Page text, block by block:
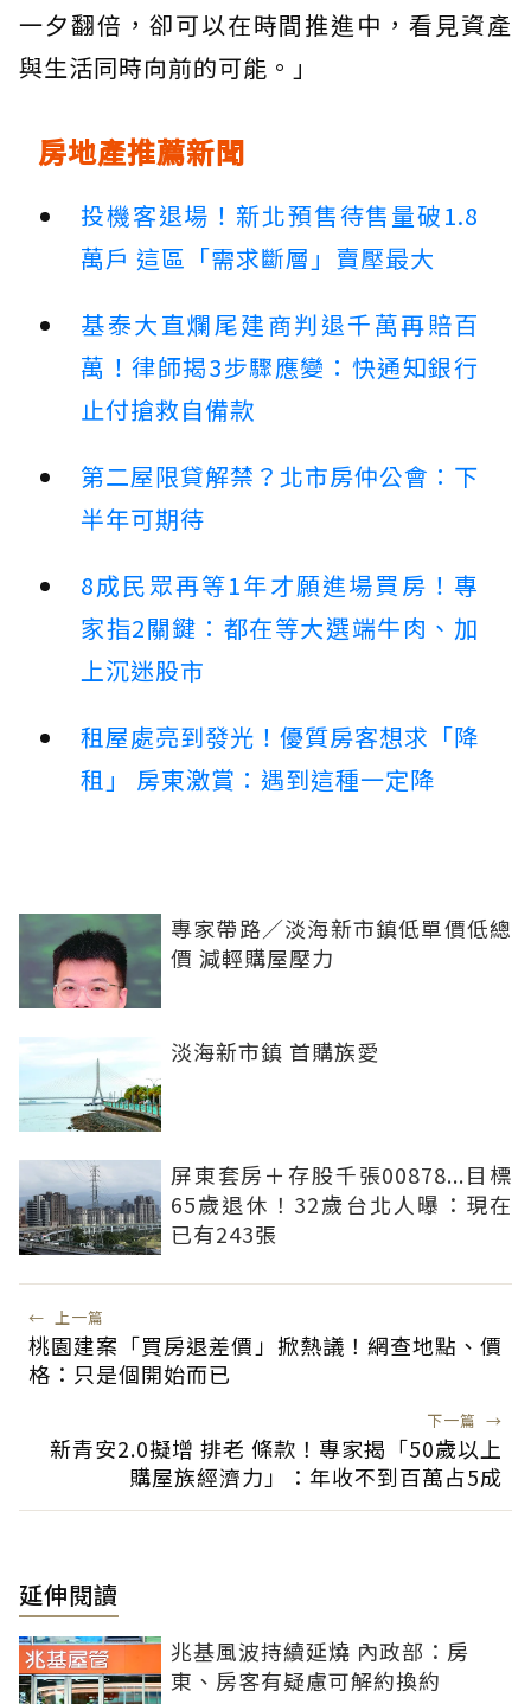
一夕翻倍，卻可以在時間推進中，看見資產
與生活同時向前的可能。」
房地產推薦新聞
投機客退場！新北預售待售量破1.8
萬戶 這區「需求斷層」賣壓最大
基泰大直爛尾建商判退千萬再賠百
萬！律師揭3步驟應變：快通知銀行
止付搶救自備款
第二屋限貸解禁？北市房仲公會：下
半年可期待
8成民眾再等1年才願進場買房！專
家指2關鍵：都在等大選端牛肉、加
上沉迷股市
租屋處亮到發光！優質房客想求「降
租」 房東激賞：遇到這種一定降
專家帶路／淡海新市鎮低單價低總
價 減輕購屋壓力
淡海新市鎮 首購族愛
屏東套房＋存股千張00878...目標
65歲退休！32歲台北人曝：現在
已有243張
← 上一篇
桃園建案「買房退差價」掀熱議！網查地點、價
格：只是個開始而已
下一篇 →
新青安2.0擬增 排老 條款！專家揭「50歲以上
購屋族經濟力」：年收不到百萬占5成
延伸閱讀
兆基風波持續延燒 內政部：房
東、房客有疑慮可解約換約